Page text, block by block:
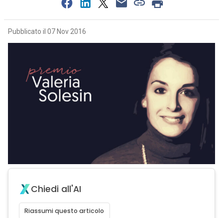
Pubblicato il 07 Nov 2016
Chiedi all'AI
Riassumi questo articolo